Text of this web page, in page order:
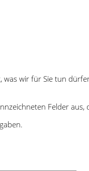
was wir für Sie tun
Felder